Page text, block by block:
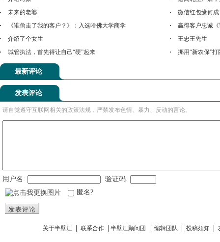
未来的老婆
微信红包缘何
《谁偷走了我的客户？》：入选哈佛大学商学
赢得客户忠诚
介绍了个女生
王忠王先生
城管执法，首先得让自己“硬”起来
挪用“新农保”
最新评论
发表评论
请自觉遵守互联网相关的政策法规，严禁发布色情、暴力、反动的言论。
用户名:
验证码:
匿名?
发表评论
关于半壁江 联系合作 半壁江顾问团 编辑团队 投稿须知